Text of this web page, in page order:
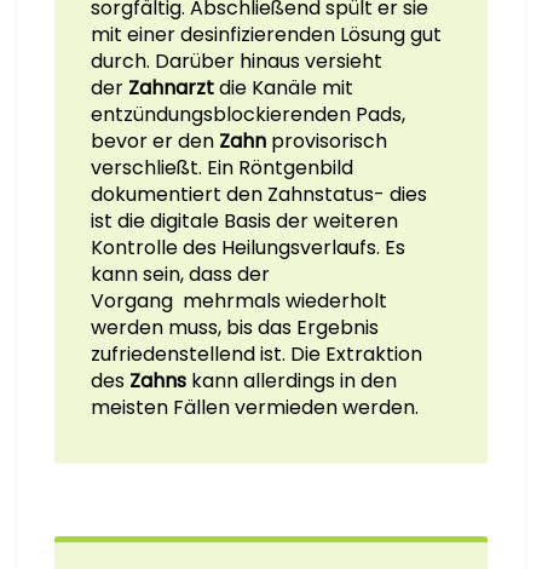
sorgfältig. Abschließend spült er sie
mit einer desinfizierenden Lösung gut
durch. Darüber hinaus versieht
der Zahnarztdie Kanäle mit
entzündungsblockierenden Pads,
bevor er den Zahn provisorisch
verschließt. Ein Röntgenbild
dokumentiert den Zahnstatus- dies
ist die digitale Basis der weiteren
Kontrolle des Heilungsverlaufs. Es
kann sein, dass der
Vorgang mehrmals wiederholt
werden muss, bis das Ergebnis
zufriedenstellend ist. Die Extraktion
des Zahns kann allerdings in den
meisten Fällen vermieden werden.